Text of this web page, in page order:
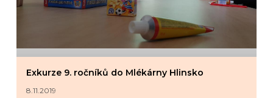
Exkurze 9. ročníků do Mlékárny Hlinsko
8.11.2019